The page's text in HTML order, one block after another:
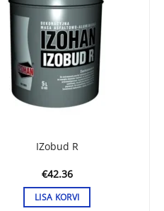
IZobud R
€42.36
LISA KORVI